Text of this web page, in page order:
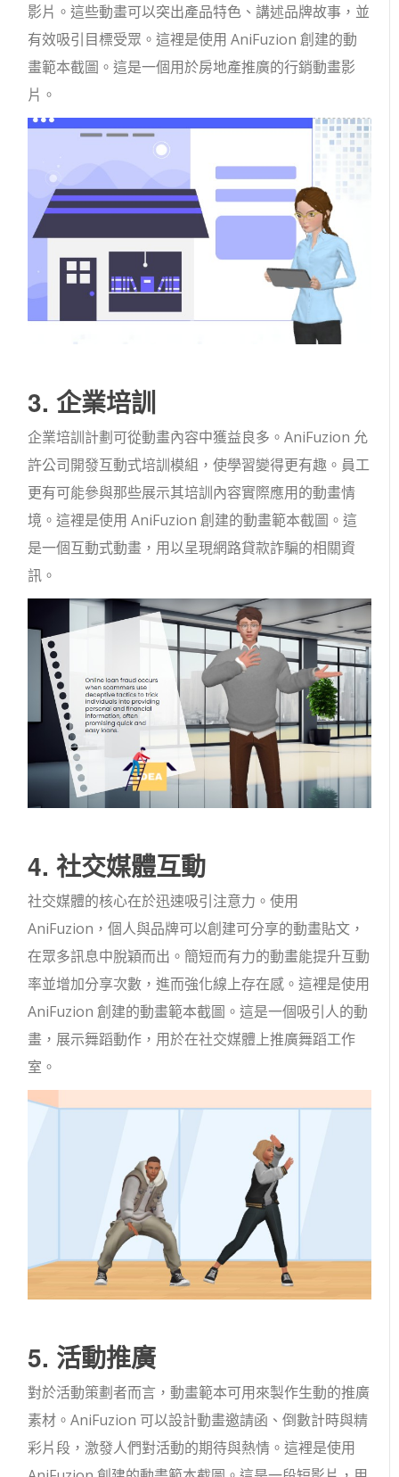
影片。這些動畫可以突出產品特色、講述品牌故事，並
有效吸引目標受眾。這裡是使用 AniFuzion 創建的動
畫範本截圖。這是一個用於房地產推廣的行銷動畫影
片。
3. 企業培訓
企業培訓計劃可從動畫內容中獲益良多。AniFuzion 允
許公司開發互動式培訓模組，使學習變得更有趣。員工
更有可能參與那些展示其培訓內容實際應用的動畫情
境。這裡是使用 AniFuzion 創建的動畫範本截圖。這
是一個互動式動畫，用以呈現網路貸款詐騙的相關資
訊。
4. 社交媒體互動
社交媒體的核心在於迅速吸引注意力。使用
AniFuzion，個人與品牌可以創建可分享的動畫貼文，
在眾多訊息中脫穎而出。簡短而有力的動畫能提升互動
率並增加分享次數，進而強化線上存在感。這裡是使用
AniFuzion 創建的動畫範本截圖。這是一個吸引人的動
畫，展示舞蹈動作，用於在社交媒體上推廣舞蹈工作
室。
5. 活動推廣
對於活動策劃者而言，動畫範本可用來製作生動的推廣
素材。AniFuzion 可以設計動畫邀請函、倒數計時與精
彩片段，激發人們對活動的期待與熱情。這裡是使用